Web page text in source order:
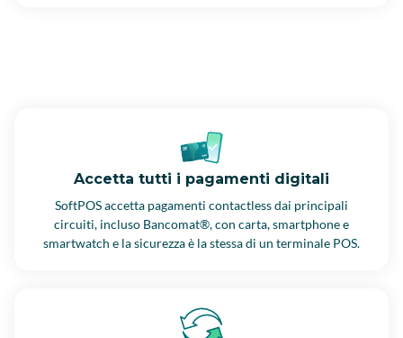
Accetta tutti i pagamenti digitali
SoftPOS accetta pagamenti contactless dai principali
circuiti, incluso Bancomat®, con carta, smartphone e
smartwatch e la sicurezza è la stessa di un terminale POS.